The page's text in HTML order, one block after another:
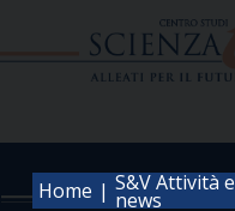
Home | S&V Attività e
news